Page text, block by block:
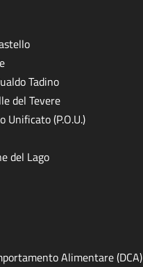
Tadino
del Tevere
Unificato (P.O.U.)
del Lago
Alimentare (DCA)